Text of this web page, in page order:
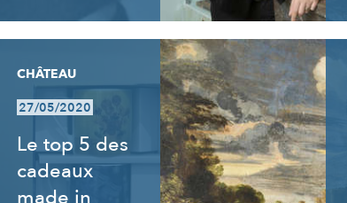
CHÂTEAU
27/05/2020
Le top 5 des
cadeaux
made in